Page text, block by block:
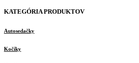
KATEGÓRIA PRODUKTOV
Autosedačky
Kočíky